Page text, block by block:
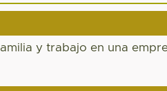
y trabajo en una